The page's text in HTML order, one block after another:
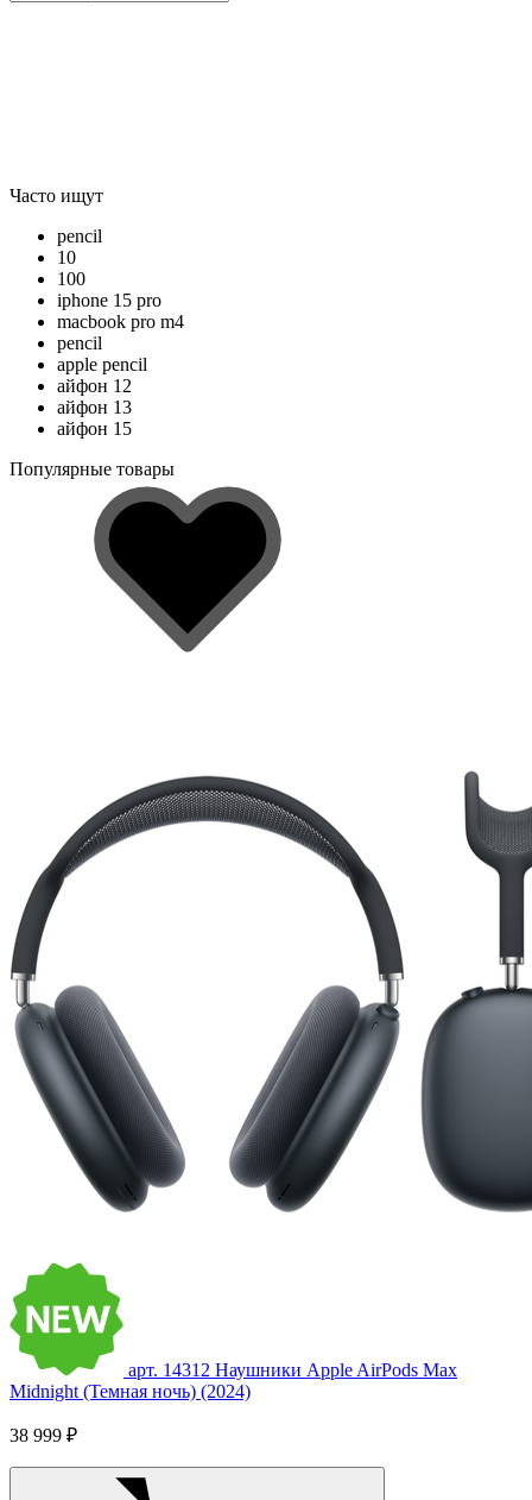
Часто ищут
pencil
10
100
iphone 15 pro
macbook pro m4
pencil
apple pencil
айфон 12
айфон 13
айфон 15
Популярные товары
арт. 14312 Наушники Apple AirPods Max
Midnight (Темная ночь) (2024)
38 999 ₽